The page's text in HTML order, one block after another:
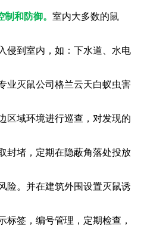
和防御。 室内大多数的鼠
侵到室内，如：下水道、水电
业灭鼠公司格兰云天白蚁虫害
区域环境进行巡查，对发现的
封堵，定期在隐蔽角落处投放
险。并在建筑外围设置灭鼠诱
标签，编号管理，定期检查，